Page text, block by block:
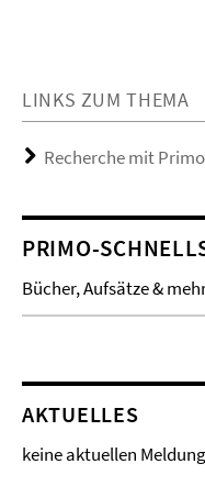
LINKS ZUM THEMA
Recherche mit
PRIMO-
Bücher, Aufsätze &
AKTUELLES
keine aktuellen